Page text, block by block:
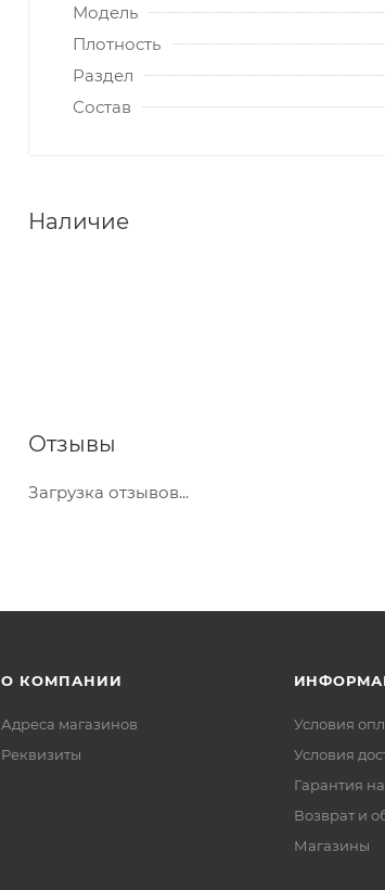
Модель
Плотность
Раздел
Состав
Наличие
Отзывы
Загрузка отзывов...
О КОМПАНИИ
Адреса магазинов
Реквизиты
Условия
Условия
Гарантия
Возврат и
Магазины